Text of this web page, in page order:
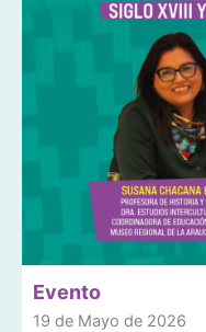
Evento
19 de Mayo de 2026